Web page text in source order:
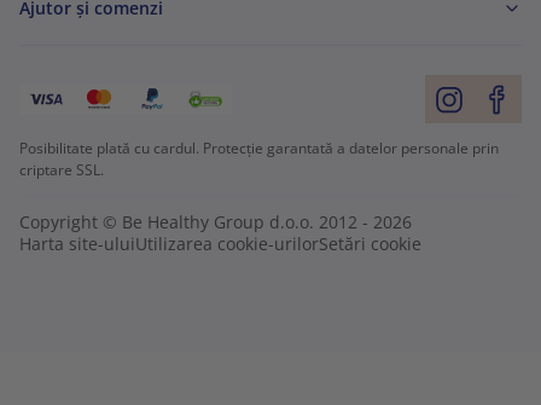
Ajutor și comenzi
Posibilitate plată cu cardul. Protecție garantată a datelor personale prin
criptare SSL.
Copyright © Be Healthy Group d.o.o. 2012 - 2026
Harta site-uluiUtilizarea cookie-urilorSetări cookie